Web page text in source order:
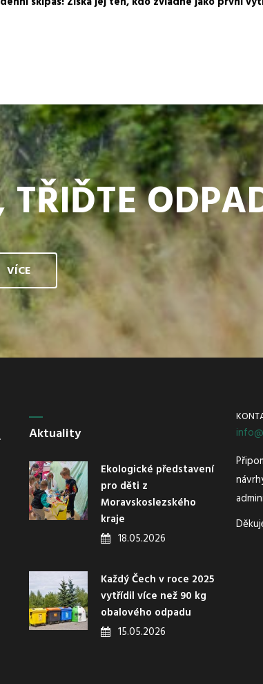
VÍCE
Aktuality
Ekologické představení
pro děti z
Moravskoslezského
kraje
18.05.2026
Každý Čech v roce 2025
vytřídil více než 90 kg
obalového odpadu
15.05.2026